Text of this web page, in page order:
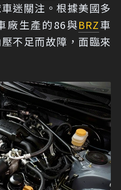
迷關注。根據美國多
廠生產的86與BRZ車
不足而故障，面臨來